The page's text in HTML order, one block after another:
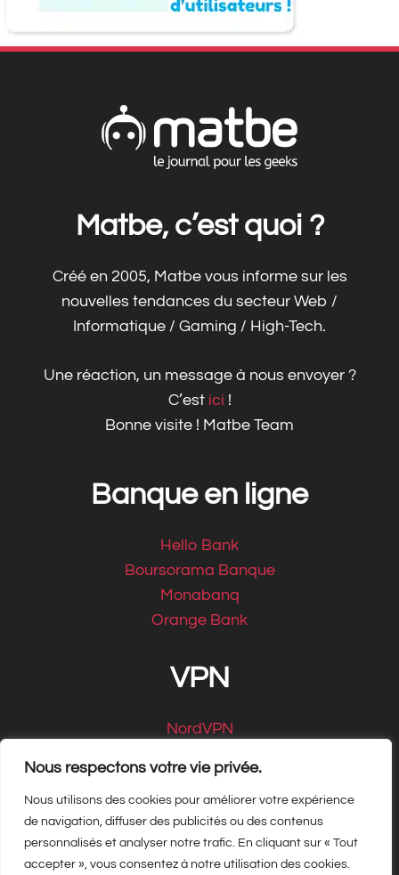
Nous respectons votre vie privée.
Nous utilisons des cookies pour améliorer votre expérience
de navigation, diffuser des publicités ou des contenus
personnalisés et analyser notre trafic. En cliquant sur « Tout
accepter », vous consentez à notre utilisation des cookies.
Matbe, c’est quoi ?
Créé en 2005, Matbe vous informe sur les
nouvelles tendances du secteur Web /
Informatique / Gaming / High-Tech.
Une réaction, un message à nous envoyer ?
C’est ici !
Bonne visite ! Matbe Team
Banque en ligne
Hello Bank
Boursorama Banque
Monabanq
Orange Bank
VPN
NordVPN
Copyright Matbe.com 2026, tous droits
réservés